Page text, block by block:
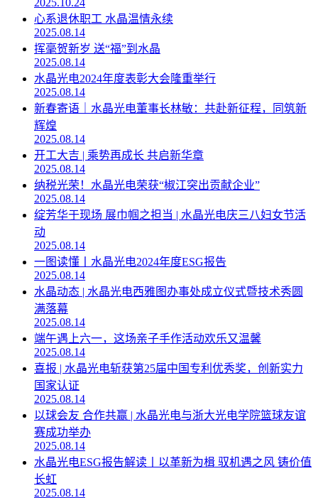
2025.10.24
心系退休职工 水晶温情永续
2025.08.14
挥毫贺新岁 送“福”到水晶
2025.08.14
水晶光电2024年度表彰大会隆重举行
2025.08.14
新春寄语｜水晶光电董事长林敏：共赴新征程，同筑新
辉煌
2025.08.14
开工大吉 | 乘势再成长 共启新华章
2025.08.14
纳税光荣！水晶光电荣获“椒江突出贡献企业”
2025.08.14
绽芳华于现场 展巾帼之担当 | 水晶光电庆三八妇女节活
动
2025.08.14
一图读懂丨水晶光电2024年度ESG报告
2025.08.14
水晶动态 | 水晶光电西雅图办事处成立仪式暨技术秀圆
满落幕
2025.08.14
端午遇上六一，这场亲子手作活动欢乐又温馨
2025.08.14
喜报 | 水晶光电斩获第25届中国专利优秀奖，创新实力
国家认证
2025.08.14
以球会友 合作共赢 | 水晶光电与浙大光电学院篮球友谊
赛成功举办
2025.08.14
水晶光电ESG报告解读丨以革新为楫 驭机遇之风 铸价值
长虹
2025.08.14